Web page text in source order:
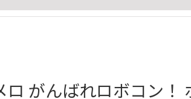
ロ がんばれロボコン！